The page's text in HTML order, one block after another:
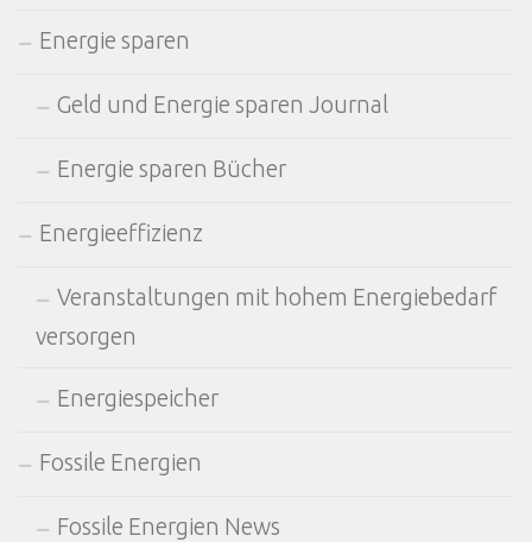
Energie sparen
Geld und Energie sparen Journal
Energie sparen Bücher
Energieeffizienz
Veranstaltungen mit hohem Energiebedarf
versorgen
Energiespeicher
Fossile Energien
Fossile Energien News